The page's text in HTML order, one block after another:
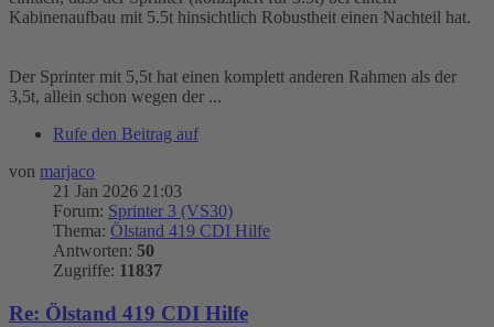
Kabinenaufbau mit 5.5t hinsichtlich Robustheit einen Nachteil hat.
Der Sprinter mit 5,5t hat einen komplett anderen Rahmen als der
3,5t, allein schon wegen der ...
Rufe den Beitrag auf
von marjaco
21 Jan 2026 21:03
Forum: Sprinter 3 (VS30)
Thema: Ölstand 419 CDI Hilfe
Antworten: 50
Zugriffe: 11837
Re: Ölstand 419 CDI Hilfe